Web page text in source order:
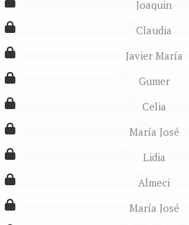
Joaquin
Claudia
Javier María
Gumer
Celia
María José
Lidia
Almeci
María José